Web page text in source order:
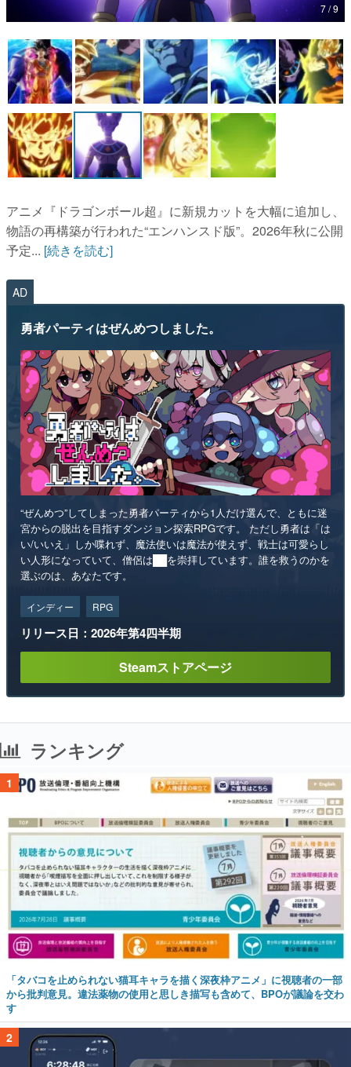
特集記事
マンガ
女性向け
アプリレビュー
その他
電ファミニコゲーマーとは？
運営：株式会社マレ
7 / 9
アニメ『ドラゴンボール超』に新規カットを大幅に追加し、
物語の再構築が⾏われた“エンハンスド版”。2026年秋に公開
予定... [続きを読む]
AD
勇者パーティはぜんめつしました。
“ぜんめつ”してしまった勇者パーティから1人だけ選んで、ともに迷
宮からの脱出を目指すダンジョン探索RPGです。 ただし勇者は「は
い/いいえ」しか喋れず、魔法使いは魔法が使えず、戦士は可愛らし
い人形になっていて、僧侶は██を崇拝しています。誰を救うのかを
選ぶのは、あなたです。
インディー RPG
リリース日：2026年第4四半期
Steamストアページ
ランキング
1
「タバコを止められない猫耳キャラを描く深夜枠アニメ」に視聴者の一部
から批判意見。違法薬物の使用と思しき描写も含めて、BPOが議論を交わ
す
2